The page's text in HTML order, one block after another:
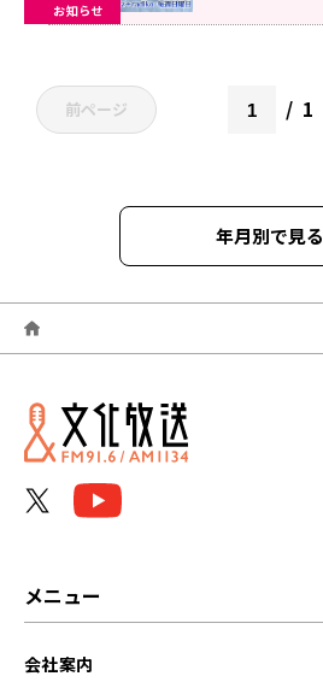
お知らせ
前ページ 1
年月別で見る
2026年06月
2026年05月
2026年04月
メニュー
会社案内